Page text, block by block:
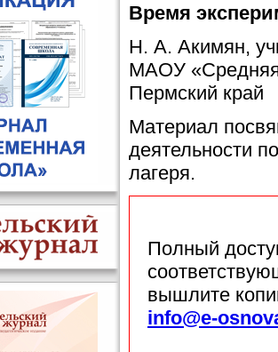
Время
Н. А. Акимян,
МАОУ «Средняя
Пермский край
Материал
деятельности
лагеря.
Полный
вышлите
info@e-